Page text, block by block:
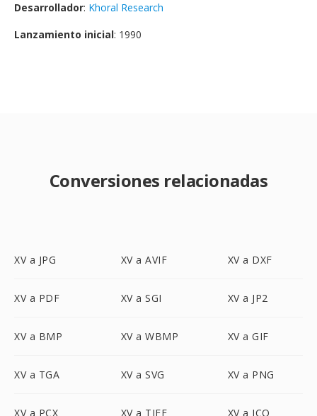
Desarrollador: Khoral Research
Lanzamiento inicial: 1990
Conversiones relacionadas
XV a JPG XV a AVIF XV a DXF
XV a PDF XV a SGI XV a JP2
XV a BMP XV a WBMP XV a GIF
XV a TGA XV a SVG XV a PNG
XV a PCX XV a TIFF XV a ICO